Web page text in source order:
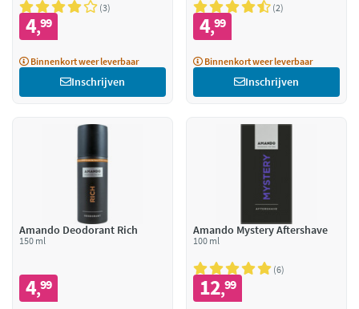
3
4,99
Binnenkort weer leverbaar
Inschrijven
2
4,99
Binnenkort weer leverbaar
Inschrijven
Amando Deodorant Rich
150 ml
4,99
Amando Mystery Aftershave
100 ml
6
12,99